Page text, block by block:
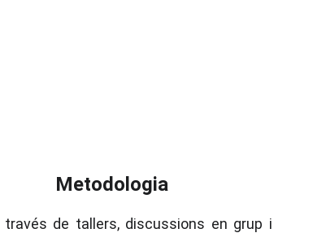
Metodologia
través de tallers, discussions en grup i